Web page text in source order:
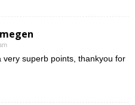
very superb points, thankyou for